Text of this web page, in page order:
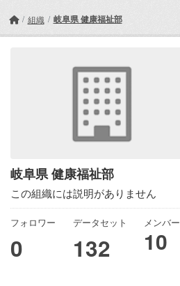
組織 岐阜県 健康福祉部
岐阜県 健康福祉部
この組織には説明がありません
フォロワー
0
データセット
132
メンバー
10